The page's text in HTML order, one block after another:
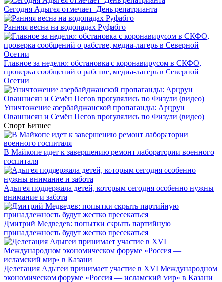
Сегодня Адыгея отмечает День репатрианта
Ранняя весна на водопадах Руфабго
Главное за неделю: обстановка с коронавирусом в СКФО,
проверка сообщений о рабстве, медиа-лагерь в Северной
Осетии
Уничтожение азербайджанской пропаганды: Арцрун
Ованнисян и Семён Пегов прогулялись по Физули (видео)
Спорт Бизнес
В Майкопе идет к завершению ремонт лаборатории военного
госпиталя
Адыгея поддержала детей, которым сегодня особенно нужны
внимание и забота
Дмитрий Медведев: попытки скрыть партийную
принадлежность будут жестко пресекаться
Делегация Адыгеи принимает участие в XVI Международном
экономическом форуме «Россия — исламский мир» в Казани